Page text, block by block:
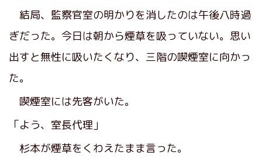
結局、監察官室の明かりを消したのは午後八時過
ぎだった。今日は朝から煙草を吸っていない。思い
出すと無性に吸いたくなり、三階の喫煙室に向かっ
た。
喫煙室には先客がいた。
「よう、室長代理」
杉本が煙草をくわえたまま言った。